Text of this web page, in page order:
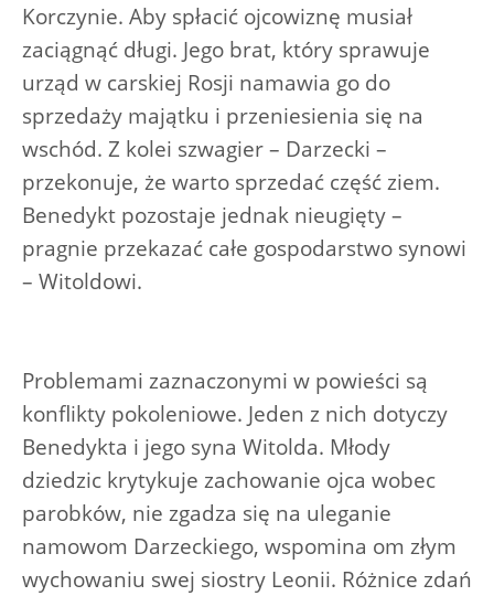
Korczynie. Aby spłacić ojcowiznę musiał
zaciągnąć długi. Jego brat, który sprawuje
urząd w carskiej Rosji namawia go do
sprzedaży majątku i przeniesienia się na
wschód. Z kolei szwagier – Darzecki –
przekonuje, że warto sprzedać część ziem.
Benedykt pozostaje jednak nieugięty –
pragnie przekazać całe gospodarstwo synowi
– Witoldowi.
Problemami zaznaczonymi w powieści są
konflikty pokoleniowe. Jeden z nich dotyczy
Benedykta i jego syna Witolda. Młody
dziedzic krytykuje zachowanie ojca wobec
parobków, nie zgadza się na uleganie
namowom Darzeckiego, wspomina om złym
wychowaniu swej siostry Leonii. Różnice zdań